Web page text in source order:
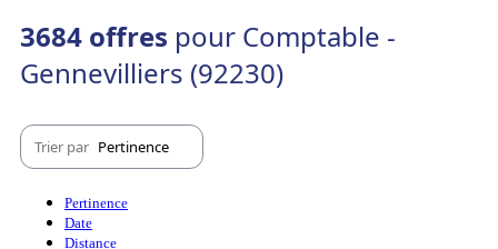
3684 offres pour Comptable -
Gennevilliers (92230)
Trier par Pertinence
Pertinence
Date
Distance